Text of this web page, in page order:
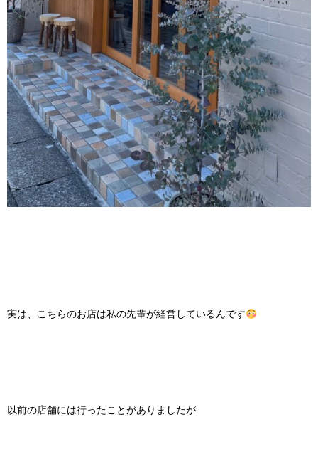
実は、こちらのお店は私の先輩が経営しているんです
以前の店舗には行ったことがありましたが